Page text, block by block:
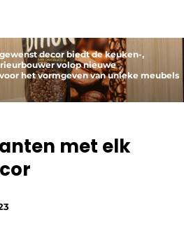
decor biedt de keuken-,
volop nieuwe
het vormgeven van unieke meubels
met elk